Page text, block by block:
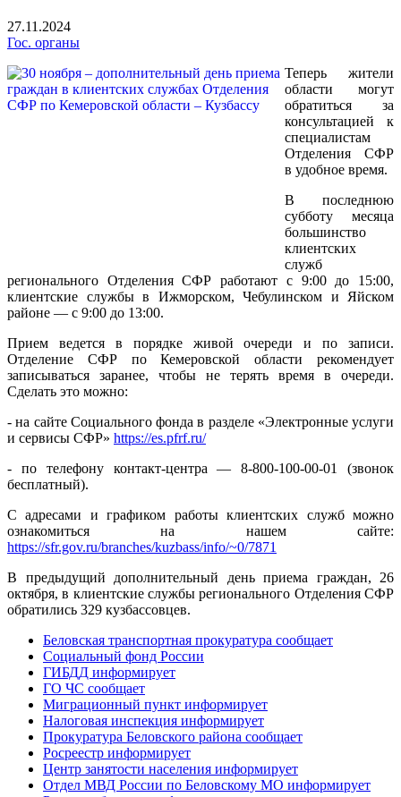
27.11.2024
Гос. органы
Теперь жители
области могут
обратиться за
консультацией к
специалистам
Отделения СФР
в удобное время.
В последнюю
субботу месяца
большинство
клиентских
служб
регионального Отделения СФР работают с 9:00 до 15:00,
клиентские службы в Ижморском, Чебулинском и Яйском
районе — с 9:00 до 13:00.
Прием ведется в порядке живой очереди и по записи.
Отделение СФР по Кемеровской области рекомендует
записываться заранее, чтобы не терять время в очереди.
Сделать это можно:
- на сайте Социального фонда в разделе «Электронные услуги
и сервисы СФР» https://es.pfrf.ru/
- по телефону контакт-центра — 8-800-100-00-01 (звонок
бесплатный).
С адресами и графиком работы клиентских служб можно
ознакомиться на нашем сайте:
https://sfr.gov.ru/branches/kuzbass/info/~0/7871
В предыдущий дополнительный день приема граждан, 26
октября, в клиентские службы регионального Отделения СФР
обратились 329 кузбассовцев.
Беловская транспортная прокуратура сообщает
Социальный фонд России
ГИБДД информирует
ГО ЧС сообщает
Миграционный пункт информирует
Налоговая инспекция информирует
Прокуратура Беловского района сообщает
Росреестр информирует
Центр занятости населения информирует
Отдел МВД России по Беловскому МО информирует